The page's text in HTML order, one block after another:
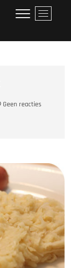
M
e
Geen reacties